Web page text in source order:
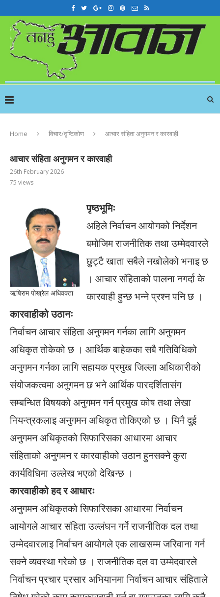
Home विचार/दृष्टिकोण आचार संहिता अनुगमन र कारवाही
आचार संहिता अनुगमन र कारवाही
26th February 2026
75 views
ऋषिराम पोख्रेल अधिवक्ता
पृष्ठभूमिः
अहिले निर्वाचन आयोगको निर्देशन
बमोजिम राजनीतिक तथा उम्मेदवारले
छुट्टै खाता सबैले नखोलेको भनाइ छ
। आचार संहिताको पालना नगर्दा के
कारवाही हुन्छ भन्ने प्रश्न पनि छ ।
कारवाहीको उठानः
निर्वाचन आचार संहिता अनुगमन गर्नका लागि अनुगमन
अधिकृत तोकेको छ । आर्थिक बाहेकका सबै गतिविधिको
अनुगमन गर्नका लागि सहायक प्रमुख जिल्ला अधिकारीको
संयोजकत्वमा अनुगमन छ भने आर्थिक पारदर्शितासंग
सम्बन्धित विषयको अनुगमन गर्न प्रमुख कोष तथा लेखा
नियन्त्रकलाइ अनुगमन अधिकृत तोकिएको छ । यिनै दुई
अनुगमन अधिकृतको सिफारिसका आधारमा आचार
संहिताको अनुगमन र कारवाहीको उठान हुनसक्ने कुरा
कार्यविधिमा उल्लेख भएको देखिन्छ ।
कारवाहीको हद र आधारः
अनुगमन अधिकृतको सिफारिसका आधारमा निर्वाचन
आयोगले आचार संहिता उल्लंघन गर्ने राजनीतिक दल तथा
उम्मेदवारलाइ निर्वाचन आयोगले एक लाखसम्म जरिवाना गर्न
सक्ने व्यवस्था गरेको छ । राजनीतिक दल वा उम्मेदवारले
निर्वाचन प्रचार प्रसार अभियानमा निर्वाचन आचार संहिताले